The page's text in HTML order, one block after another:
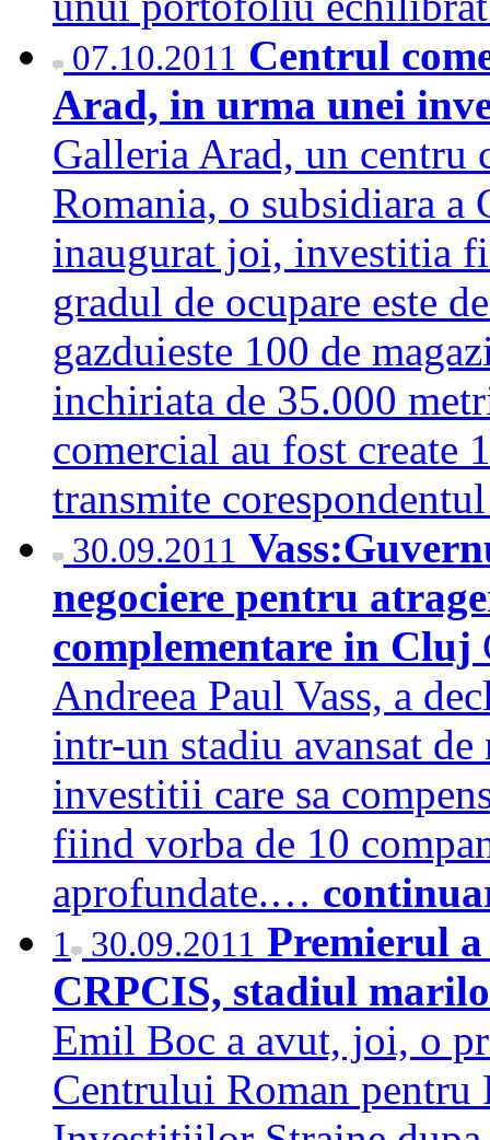
07.10.2011 Centrul
Arad, in urma unei
Galleria Arad, un centru
Romania, o subsidiara a
inaugurat joi, investitia
gradul de ocupare este
gazduieste 100 de
inchiriata de 35.000
comercial au fost create
transmite
30.09.2011
negociere pentru
complementare in Cluj
Andreea Paul Vass, a
intr-un stadiu avansat
investitii care sa
fiind vorba de 10
aprofundate.…
1 30.09.2011 Premierul
CRPCIS, stadiul
Emil Boc a avut, joi, o
Centrului Roman pentru